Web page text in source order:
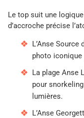
Le top suit une
d’accroche précise
L’Anse Source
photo iconique
La plage Anse
pour
lumières.
L’Anse